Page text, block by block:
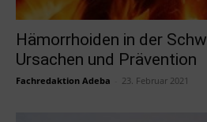
Hämorrhoiden in der
Ursachen und Prävention
Fachredaktion Adeba 23. Februar 2021